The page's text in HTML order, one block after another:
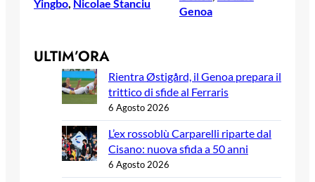
Yingbo Nicolae Stanciu
Genoa
ULTIM’ORA
Rientra Østigård, il Genoa prepara il
trittico di sfide al Ferraris
6 Agosto 2026
L’ex rossoblù Carparelli riparte dal
Cisano: nuova sfida a 50 anni
6 Agosto 2026